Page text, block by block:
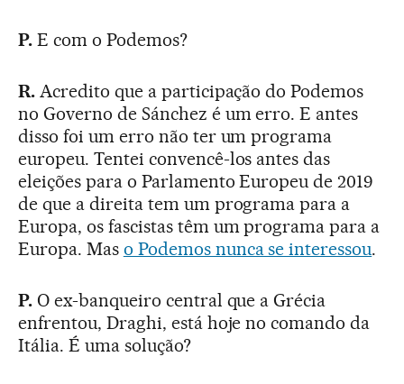
P. E com o Podemos?
R.Acredito que a participação do Podemos
no Governo de Sánchez é um erro. E antes
disso foi um erro não ter um programa
europeu. Tentei convencê-los antes das
eleições para o Parlamento Europeu de 2019
de que a direita tem um programa para a
Europa, os fascistas têm um programa para a
Europa. Mas o Podemos nunca se interessou.
P. O ex-banqueiro central que a Grécia
enfrentou, Draghi, está hoje no comando da
Itália. É uma solução?